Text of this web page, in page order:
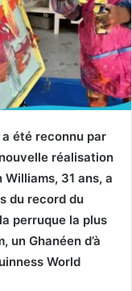
a été reconnu par
réalisation
31 ans, a
du record du
perruque la plus
un Ghanéen d’à
World